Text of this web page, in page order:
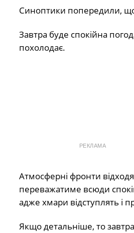
Синоптики попередили,
Завтра буде спокійна
похолодає.
РЕКЛАМА
Атмосферні фронти
переважатиме всюди
адже хмари відступлять і
Якщо детальніше, то